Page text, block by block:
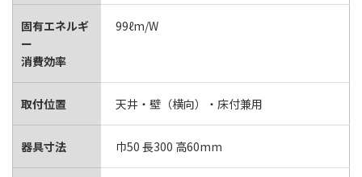
固有エネルギ
ー
消費効率
99ℓm/W
取付位置 天井・壁（横向）・床付兼用
器具寸法 巾50 長300 高60mm